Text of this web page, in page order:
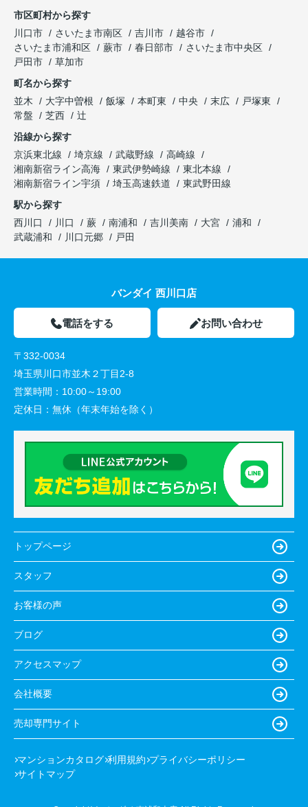
市区町村から探す
川口市
さいたま市南区 吉川市
越谷市
さいたま市浦和区
蕨市 春日部市
さいたま市中央区
戸田市
草加市
町名から探す
並木
大字中曽根 飯塚 本町東 中央 末広
戸塚東
常盤
芝西
辻
沿線から探す
京浜東北線
埼京線 武蔵野線
高崎線
湘南新宿ライン高海
東武伊勢崎線
東北本線
湘南新宿ライン宇須
埼玉高速鉄道
東武野田線
駅から探す
西川口
川口 蕨 南浦和 吉川美南 大宮
浦和
武蔵浦和
川口元郷 戸田
バンダイ 西川口店
電話をする お問い合わせ
〒332-0034
埼玉県川口市並木２丁目2-8
営業時間： 10:00～19:00
定休日： 無休（年末年始を除く）
トップページ
スタッフ
お客様の声
ブログ
アクセスマップ
会社概要
売却専門サイト
マンションカタログ 利用規約 プライバシーポリシー
サイトマップ